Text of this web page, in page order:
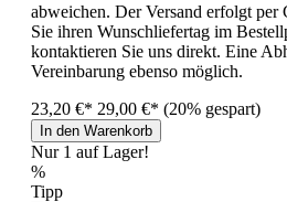
abweichen. Der Versand erfolgt per
Sie ihren Wunschliefertag im
kontaktieren Sie uns direkt. Eine
Vereinbarung ebenso möglich.
23,20 €* 29,00 €* (20% gespart)
In den Warenkorb
Nur 1 auf Lager!
%
Tipp